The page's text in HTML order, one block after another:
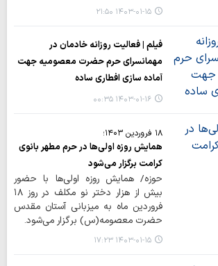
۱۴۰۳-۰۱-۱۵ ۲۱:۵۰
فیلم | فعالیت روزانه خادمان در
مهمانسرای حرم حضرت معصومیه جهت
آماده سازی افطاری ساده
۱۴۰۳-۰۱-۱۶ ۰۰:۳۵
۱۸ فروردین ۱۴۰۳؛
همایش روزه اولی‌ها در حرم مطهر بانوی
کرامت برگزار می‌شود
حوزه/ همایش روزه اولی‌ها با حضور
بیش از هزار دختر نو مکلف در روز ۱۸
فروردین ماه به میزبانی آستان مقدس
حضرت معصومه(س) برگزار می‌شود.
۱۴۰۳-۰۱-۱۵ ۱۷:۲۳